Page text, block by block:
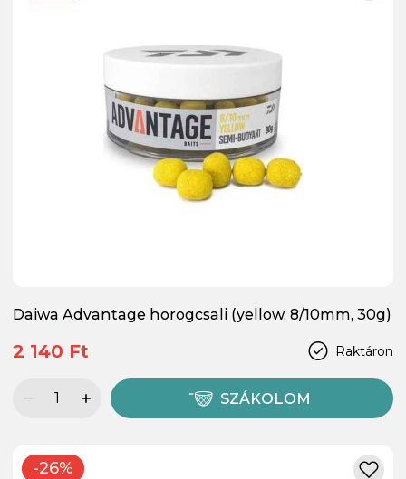
Daiwa Advantage horogcsali (yellow, 8/10mm, 30g)
Raktáron
2 140 Ft
SZÁKOLOM
-26%